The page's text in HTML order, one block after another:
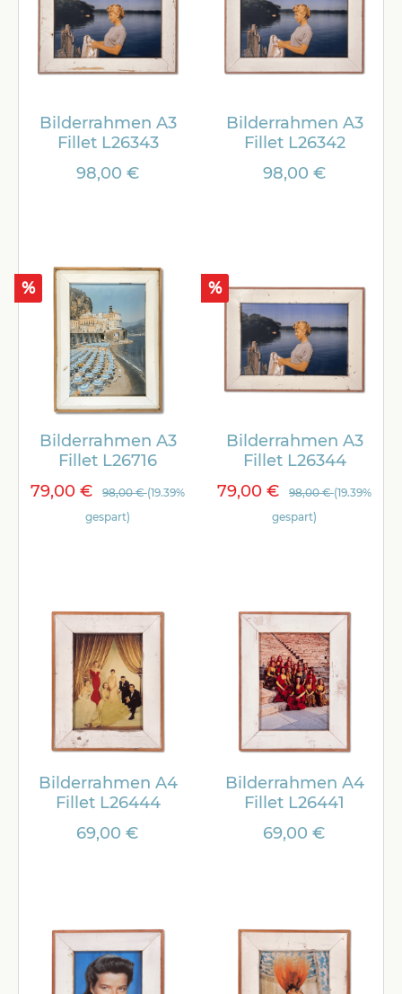
Bilderrahmen A3
Fillet L26343
98,00 €
Bilderrahmen A3
Fillet L26342
98,00 €
%
Bilderrahmen A3
Fillet L26716
79,00 €
98,00 €(19.39%
gespart)
%
Bilderrahmen A3
Fillet L26344
79,00 €
98,00 €(19.39%
gespart)
Bilderrahmen A4
Fillet L26444
69,00 €
Bilderrahmen A4
Fillet L26441
69,00 €